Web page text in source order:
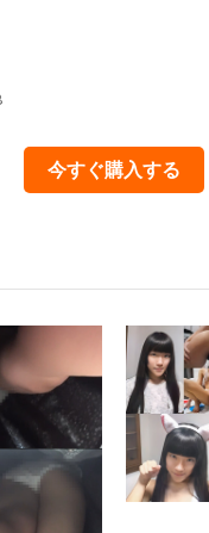
今すぐ購入する